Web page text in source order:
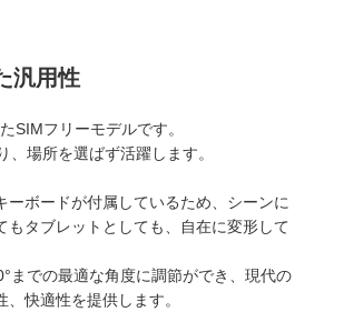
汎用性
SIMフリーモデルです。
場所を選ばず活躍します。
ーボードが付属しているため、シーンに
もタブレットとしても、自在に変形して
までの最適な角度に調節ができ、現代の
快適性を提供します。